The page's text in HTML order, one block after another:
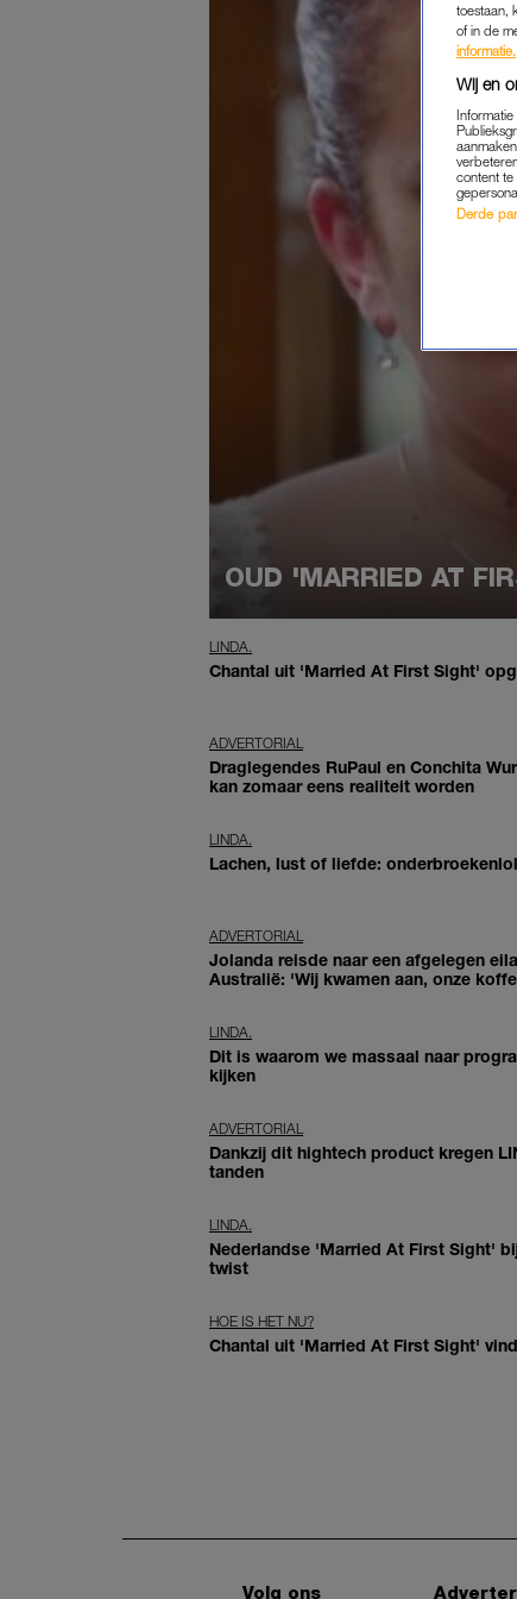
OUD 'MARRIED AT
LINDA.
Chantal uit 'Married At First Sight'
ADVERTORIAL
Draglegendes RuPaul en Conchita
kan zomaar eens realiteit worden
LINDA.
Lachen, lust of liefde:
ADVERTORIAL
Jolanda reisde naar een afgelegen
Australië: 'Wij kwamen aan, onze
LINDA.
Dit is waarom we massaal naar
kijken
ADVERTORIAL
Dankzij dit hightech product kregen
tanden
LINDA.
Nederlandse 'Married At First Sight'
twist
HOE IS HET NU?
Chantal uit 'Married At First Sight'
Volg ons
toestaan,
of in de
informatie.
Wij en
content te
Derde